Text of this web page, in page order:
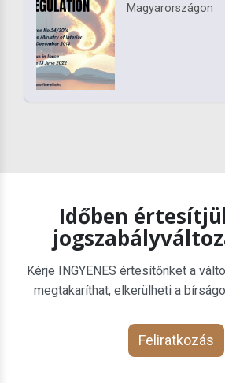
Magyarországon
Időben
Kérje INGYENES értesítőnket a
megtakaríthat, elkerülheti a
Feliratkozás